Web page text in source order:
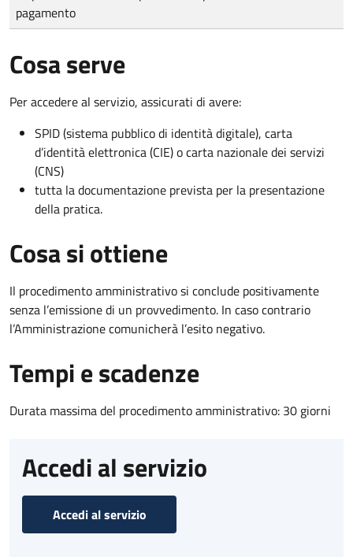
pagamento
Cosa serve
Per accedere al servizio, assicurati di avere:
SPID (sistema pubblico di identità digitale), carta
d’identità elettronica (CIE) o carta nazionale dei servizi
(CNS)
tutta la documentazione prevista per la presentazione
della pratica.
Cosa si ottiene
Il procedimento amministrativo si conclude positivamente
senza l’emissione di un provvedimento. In caso contrario
l’Amministrazione comunicherà l’esito negativo.
Tempi e scadenze
Durata massima del procedimento amministrativo: 30 giorni
Accedi al servizio
Accedi al servizio